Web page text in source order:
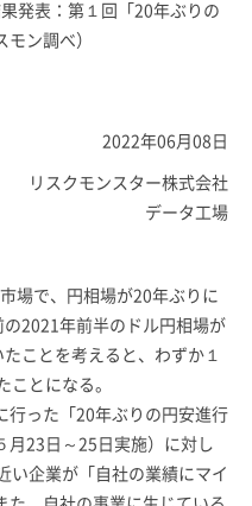
発表：第１回「20年ぶりの
ン調べ）
2022年06月08日
リスクモンスター株式会社
データ工場
場で、円相場が20年ぶりに
2021年前半のドル円相場が
ことを考えると、わずか１
ことになる。
った「20年ぶりの円安進行
月23日～25日実施）に対し
い企業が「自社の業績にマイ